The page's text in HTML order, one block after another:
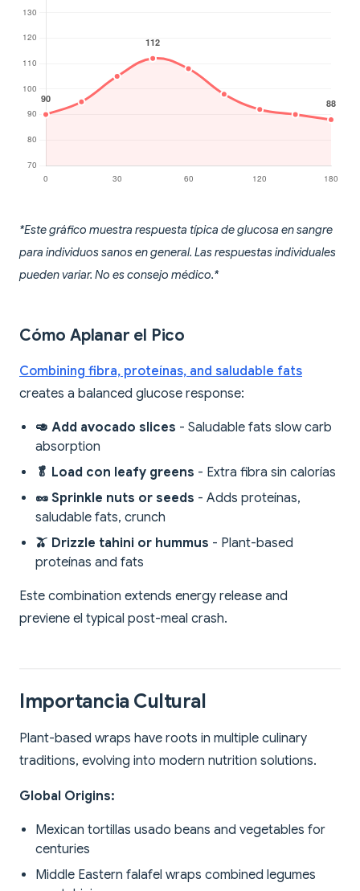
*Este gráfico muestra respuesta típica de glucosa en sangre
para individuos sanos en general. Las respuestas individuales
pueden variar. No es consejo médico.*
Cómo Aplanar el Pico
Combining fibra, proteínas, and saludable fats
creates a balanced glucose response:
🥑 Add avocado slices - Saludable fats slow carb
absorption
🥬 Load con leafy greens - Extra fibra sin calorías
🥜 Sprinkle nuts or seeds - Adds proteínas,
saludable fats, crunch
🫒 Drizzle tahini or hummus - Plant-based
proteínas and fats
Este combination extends energy release and
previene el typical post-meal crash.
Importancia Cultural
Plant-based wraps have roots in multiple culinary
traditions, evolving into modern nutrition solutions.
Global Origins:
Mexican tortillas usado beans and vegetables for
centuries
Middle Eastern falafel wraps combined legumes